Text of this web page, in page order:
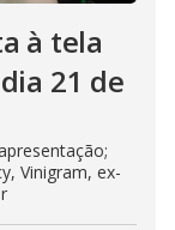
à tela
21 de
Vinigram, ex-